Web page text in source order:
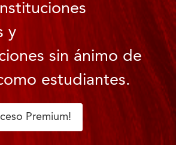
y
sin ánimo de
estudiantes.
Premium!